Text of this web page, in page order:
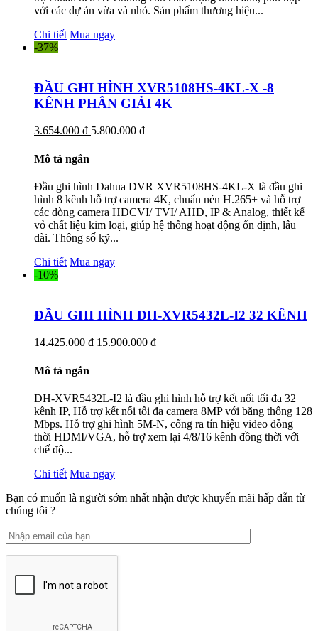
với các dự án vừa và nhỏ. Sản phẩm thương hiệu...
Chi tiết Mua ngay
-37%
ĐẦU GHI HÌNH XVR5108HS-4KL-X -8
KÊNH PHÂN GIẢI 4K
3.654.000 đ 5.800.000 đ
Mô tả ngắn
Đầu ghi hình Dahua DVR XVR5108HS-4KL-X là đầu ghi
hình 8 kênh hỗ trợ camera 4K, chuẩn nén H.265+ và hỗ trợ
các dòng camera HDCVI/ TVI/ AHD, IP & Analog, thiết kế
vỏ chất liệu kim loại, giúp hệ thống hoạt động ổn định, lâu
dài. Thông số kỹ...
Chi tiết Mua ngay
-10%
ĐẦU GHI HÌNH DH-XVR5432L-I2 32 KÊNH
14.425.000 đ 15.900.000 đ
Mô tả ngắn
DH-XVR5432L-I2 là đầu ghi hình hỗ trợ kết nối tối đa 32
kênh IP, Hỗ trợ kết nối tối đa camera 8MP với băng thông 128
Mbps. Hỗ trợ ghi hình 5M-N, cổng ra tín hiệu video đồng
thời HDMI/VGA, hỗ trợ xem lại 4/8/16 kênh đồng thời với
chế độ...
Chi tiết Mua ngay
Bạn có muốn là người sớm nhất nhận được khuyến mãi hấp dẫn từ
chúng tôi ?